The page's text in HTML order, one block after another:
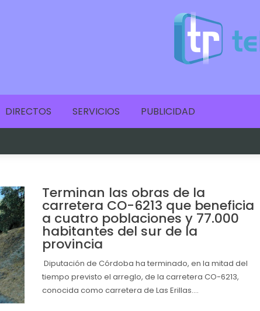
DIRECTOS SERVICIOS PUBLICIDAD
Terminan las obras de la
carretera CO-6213 que beneficia
a cuatro poblaciones y 77.000
habitantes del sur de la
provincia
Diputación de Córdoba ha terminado, en la mitad del
tiempo previsto el arreglo, de la carretera CO-6213,
conocida como carretera de Las Erillas....